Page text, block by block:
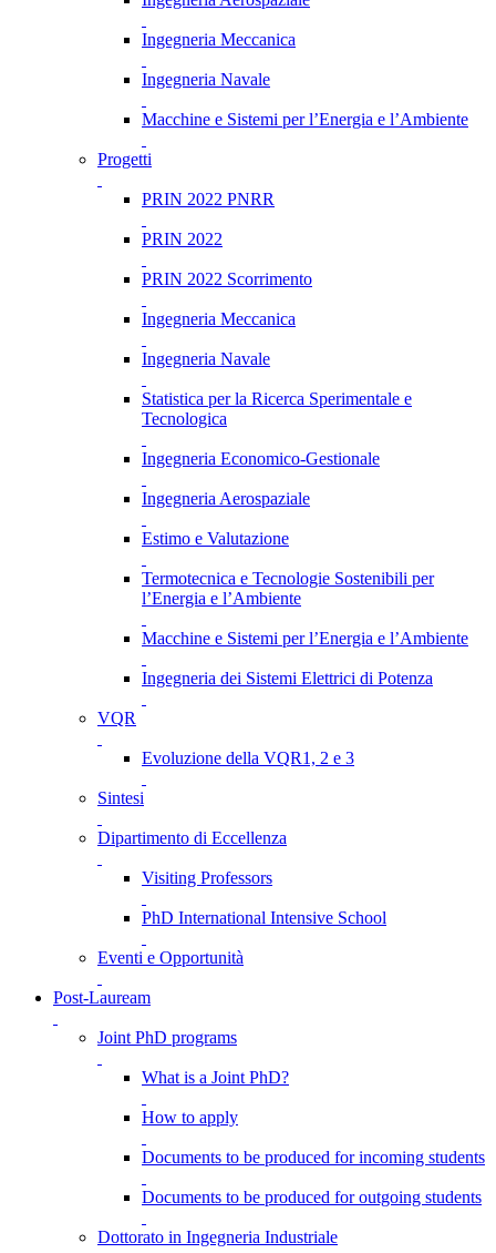
Ingegneria Meccanica
Ingegneria Navale
Macchine e Sistemi per l’Energia e l’Ambiente
Progetti
PRIN 2022 PNRR
PRIN 2022
PRIN 2022 Scorrimento
Ingegneria Meccanica
Ingegneria Navale
Statistica per la Ricerca Sperimentale e
Tecnologica
Ingegneria Economico-Gestionale
Ingegneria Aerospaziale
Estimo e Valutazione
Termotecnica e Tecnologie Sostenibili per
l’Energia e l’Ambiente
Macchine e Sistemi per l’Energia e l’Ambiente
Ingegneria dei Sistemi Elettrici di Potenza
VQR
Evoluzione della VQR1, 2 e 3
Sintesi
Dipartimento di Eccellenza
Visiting Professors
PhD International Intensive School
Eventi e Opportunità
Post-Lauream
Joint PhD programs
What is a Joint PhD?
How to apply
Documents to be produced for incoming students
Documents to be produced for outgoing students
Dottorato in Ingegneria Industriale